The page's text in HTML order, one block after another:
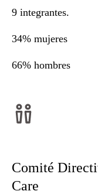
9 integrantes.
34% mujeres
66% hombres
Comité
Care